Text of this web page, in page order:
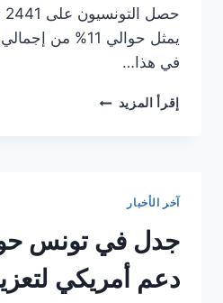
يمثل حوالي 11%
في هذا…
إقرأ المزيد تزايد
للمهارات
العالية
في
آخر الأخبار
جدل في تونس
دعم أمريكي